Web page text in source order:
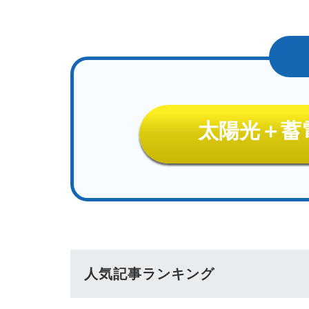
太陽光＋蓄
人気記事ランキング